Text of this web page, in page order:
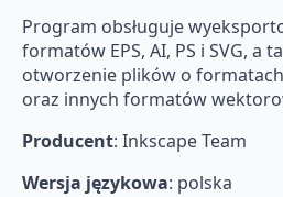
Program obsługuje
formatów EPS, AI, PS i SVG, a
otworzenie plików o formatach
oraz innych formatów
Producent: Inkscape Team
Wersja językowa: polska